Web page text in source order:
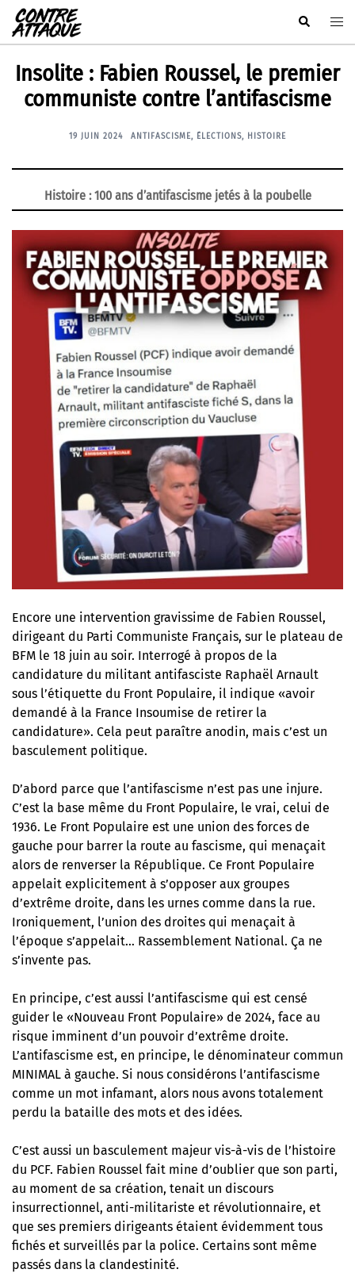
Aller
au
contenu
Rechercher
Insolite : Fabien Roussel, le premier
communiste contre l’antifascisme
19 JUIN 2024 ANTIFASCISME, ÉLECTIONS, HISTOIRE
Histoire : 100 ans d’antifascisme jetés à la poubelle
Encore une intervention gravissime de Fabien Roussel,
dirigeant du Parti Communiste Français, sur le plateau de
BFM le 18 juin au soir. Interrogé à propos de la
candidature du militant antifasciste Raphaël Arnault
sous l’étiquette du Front Populaire, il indique «avoir
demandé à la France Insoumise de retirer la
candidature». Cela peut paraître anodin, mais c’est un
basculement politique.
D’abord parce que l’antifascisme n’est pas une injure.
C’est la base même du Front Populaire, le vrai, celui de
1936. Le Front Populaire est une union des forces de
gauche pour barrer la route au fascisme, qui menaçait
alors de renverser la République. Ce Front Populaire
appelait explicitement à s’opposer aux groupes
d’extrême droite, dans les urnes comme dans la rue.
Ironiquement, l’union des droites qui menaçait à
l’époque s’appelait… Rassemblement National. Ça ne
s’invente pas.
En principe, c’est aussi l’antifascisme qui est censé
guider le «Nouveau Front Populaire» de 2024, face au
risque imminent d’un pouvoir d’extrême droite.
L’antifascisme est, en principe, le dénominateur commun
MINIMAL à gauche. Si nous considérons l’antifascisme
comme un mot infamant, alors nous avons totalement
perdu la bataille des mots et des idées.
C’est aussi un basculement majeur vis-à-vis de l’histoire
du PCF. Fabien Roussel fait mine d’oublier que son parti,
au moment de sa création, tenait un discours
insurrectionnel, anti-militariste et révolutionnaire, et
que ses premiers dirigeants étaient évidemment tous
fichés et surveillés par la police. Certains sont même
passés dans la clandestinité.